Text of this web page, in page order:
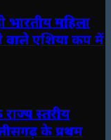
भारतीय महिला
वाले एशिया कप में
स्तरीय
के प्रथम